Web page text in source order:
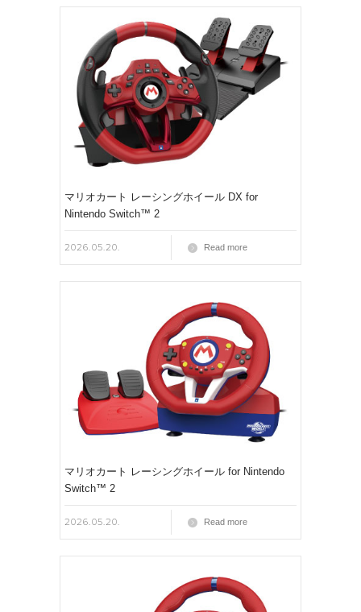
マリオカート レーシングホイール DX for
Nintendo Switch™ 2
2026.05.20. Read more
マリオカート レーシングホイール for Nintendo
Switch™ 2
2026.05.20. Read more